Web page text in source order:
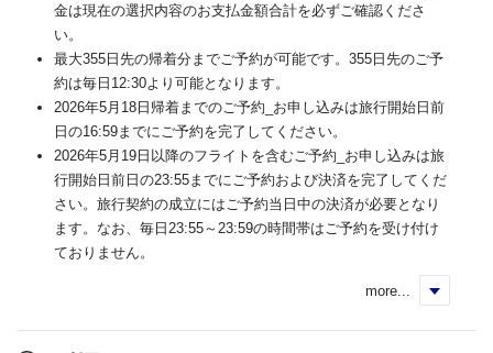
金は現在の選択内容のお支払金額合計を必ずご確認くださ
い。
最大355日先の帰着分までご予約が可能です。355日先のご予
約は毎日12:30より可能となります。
2026年5月18日帰着までのご予約_お申し込みは旅行開始日前
日の16:59までにご予約を完了してください。
2026年5月19日以降のフライトを含むご予約_お申し込みは旅
行開始日前日の23:55までにご予約および決済を完了してくだ
さい。旅行契約の成立にはご予約当日中の決済が必要となり
ます。なお、毎日23:55～23:59の時間帯はご予約を受け付け
ておりません。
more...